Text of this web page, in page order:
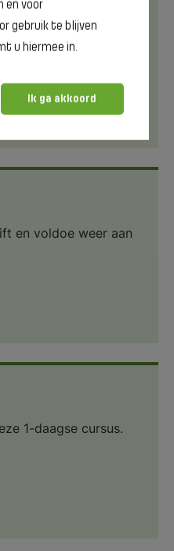
en voor
gebruik te blijven
u hiermee in.
Ik ga akkoord
bosmaaier, inclusief
en voldoe weer aan
1-daagse cursus.